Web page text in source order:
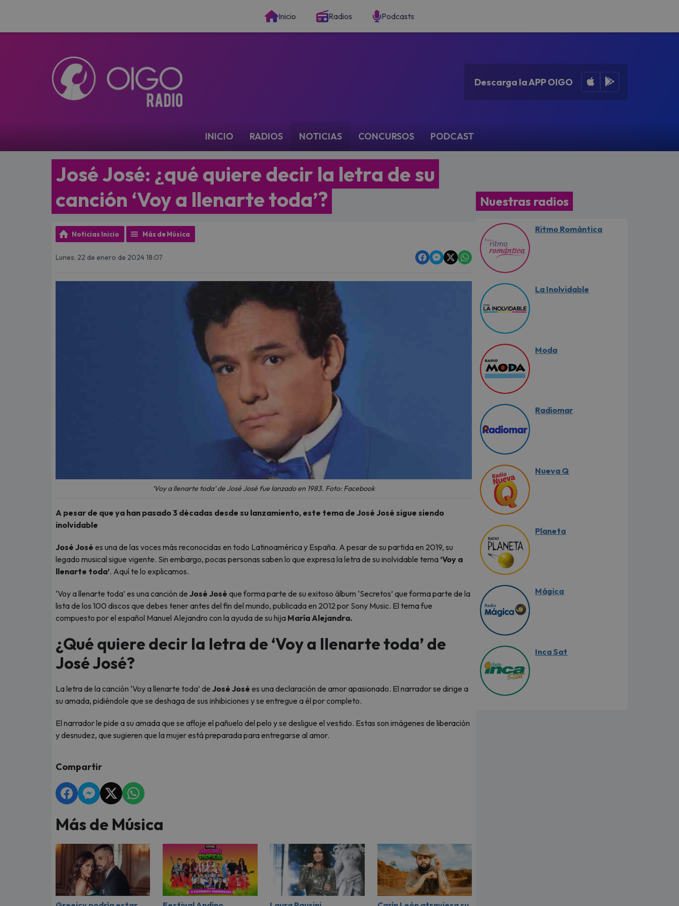
Inicio Radios Podcasts
Descarga la APP OIGO Apple App Store
INICIO RADIOS NOTICIAS CONCURSOS PODCAST
José José: ¿qué quiere decir la letra de su
canción ‘Voy a llenarte toda’?
Noticias Inicio Más de Música
Lunes, 22 de enero de 2024 18:07
‘Voy a llenarte toda’ de José José fue lanzado en 1983. Foto: Facebook
A pesar de que ya han pasado 3 décadas desde su lanzamiento, este tema de José José sigue siendo
inolvidable
José José es una de las voces más reconocidas en todo Latinoamérica y España. A pesar de su partida en 2019, su
legado musical sigue vigente. Sin embargo, pocas personas saben lo que expresa la letra de su inolvidable tema ‘Voy a
llenarte toda’. Aquí te lo explicamos.
‘Voy a llenarte toda’ es una canción de José José que forma parte de su exitoso álbum ‘Secretos’ que forma parte de la
lista de los 100 discos que debes tener antes del fin del mundo, publicada en 2012 por Sony Music. El tema fue
compuesto por el español Manuel Alejandro con la ayuda de su hija María Alejandra.
¿Qué quiere decir la letra de ‘Voy a llenarte toda’ de
José José?
La letra de la canción ‘Voy a llenarte toda’ de José José es una declaración de amor apasionado. El narrador se dirige a
su amada, pidiéndole que se deshaga de sus inhibiciones y se entregue a él por completo.
El narrador le pide a su amada que se afloje el pañuelo del pelo y se desligue el vestido. Estas son imágenes de liberación
y desnudez, que sugieren que la mujer está preparada para entregarse al amor.
Compartir
Más de Música
Nuestras radios
Ritmo Romántica
La Inolvidable
Moda
Radiomar
Nueva Q
Planeta
Mágica
Inca Sat